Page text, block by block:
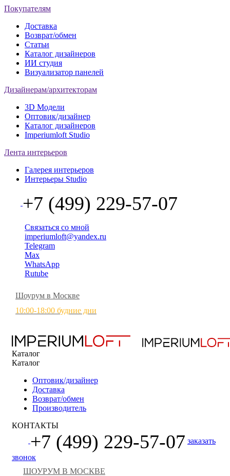
Покупателям
Доставка
Возврат/обмен
Статьи
Каталог дизайнеров
ИИ студия
Визуализатор панелей
Дизайнерам/архитекторам
3D Модели
Оптовик/дизайнер
Каталог дизайнеров
Imperiumloft Studio
Лента интерьеров
Галерея интерьеров
Интерьеры Studio
+7 (499) 229-57-07
Связаться со мной
imperiumloft@yandex.ru
Telegram
Max
WhatsApp
Rutube
Шоурум в Москве
10:00-18:00 будние дни
Каталог
Каталог
Оптовик/дизайнер
Доставка
Возврат/обмен
Производитель
КОНТАКТЫ
+7 (499) 229-57-07 заказать
звонок
ШОУРУМ В МОСКВЕ